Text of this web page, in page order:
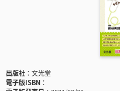
出版社
文光堂
電子版ISBN